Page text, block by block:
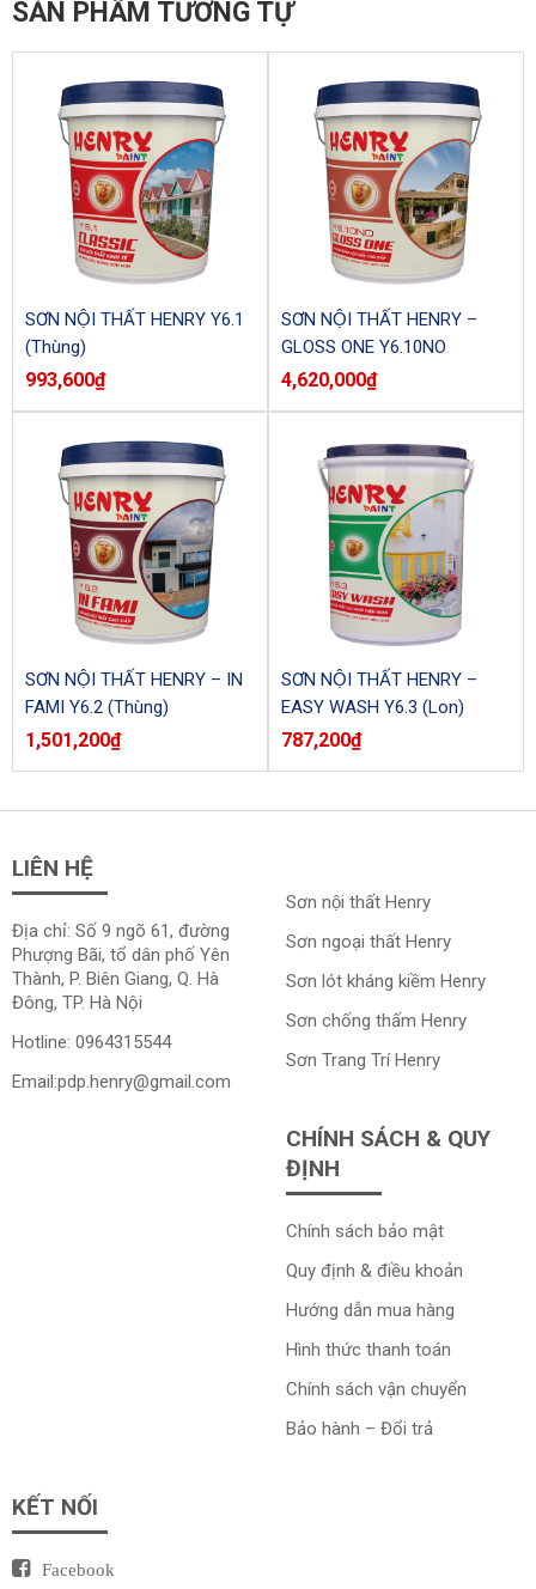
SẢN PHẨM TƯƠNG TỰ
SƠN NỘI THẤT HENRY Y6.1
(Thùng)
993,600₫
SƠN NỘI THẤT HENRY –
GLOSS ONE Y6.10NO
(Thùng)
4,620,000₫
SƠN NỘI THẤT HENRY – IN
FAMI Y6.2 (Thùng)
1,501,200₫
SƠN NỘI THẤT HENRY –
EASY WASH Y6.3 (Lon)
787,200₫
LIÊN HỆ
Địa chỉ: Số 9 ngõ 61, đường
Phượng Bãi, tổ dân phố Yên
Thành, P. Biên Giang, Q. Hà
Đông, TP. Hà Nội
Hotline: 0964315544
Email:pdp.henry@gmail.com
Sơn nội thất Henry
Sơn ngoại thất Henry
Sơn lót kháng kiềm Henry
Sơn chống thấm Henry
Sơn Trang Trí Henry
CHÍNH SÁCH & QUY
ĐỊNH
Chính sách bảo mật
Quy định & điều khoản
Hướng dẫn mua hàng
Hình thức thanh toán
Chính sách vận chuyển
Bảo hành – Đổi trả
KẾT NỐI
Facebook